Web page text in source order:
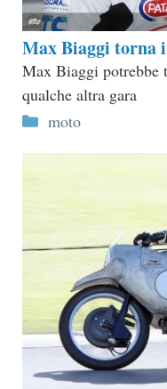
Max Biaggi torna
Max Biaggi potrebbe
qualche altra gara
Categorie
moto